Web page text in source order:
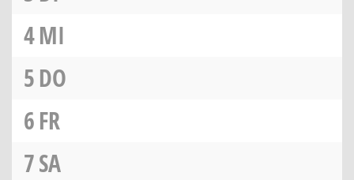
4MI
5DO
6FR
7SA